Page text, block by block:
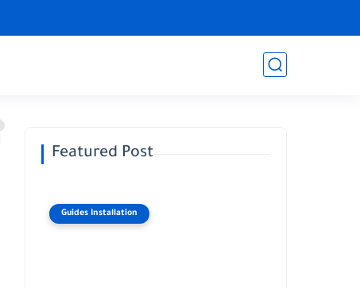
Featured Post
Guides Installation